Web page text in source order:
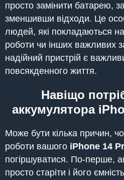
просто замінити батарею,
зменшивши відходи. Це
людей, які покладаються
роботи чи інших важливих
надійний пристрій є
повсякденного життя.
Навіщо
аккумулятора
Може бути кілька причин,
роботи вашого iPhone 14
погіршуватися. По-перше,
просто старіти і його